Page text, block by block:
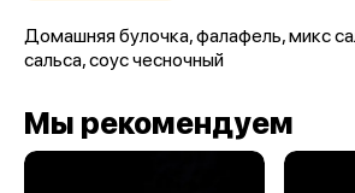
Домашняя булочка, фалафель, микс
сальса, соус чесночный
Мы рекомендуем